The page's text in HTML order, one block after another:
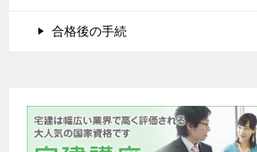
合格後の手続